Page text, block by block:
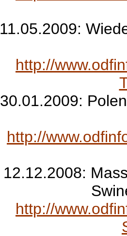
11.05.2009:
http://
30.01.2009:
http://
12.12.2008:
http://